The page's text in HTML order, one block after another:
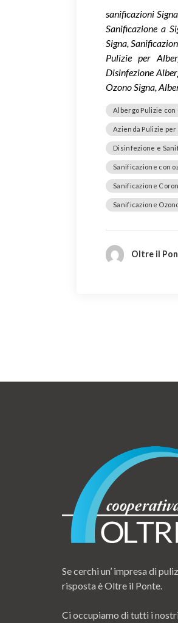
sanificazioni
Sanificazione a
Signa,
Pulizie per
Disinfezione
Ozono Signa,
Albergo Pulizie con
Azienda Pulizie per
Disinfezione e
Sanificazione con
Sanificazione
Sanificazione
Oltre il
Se cerchi un’ impresa di
risposta è Oltre il Ponte.
Ci occupiamo di tutti i